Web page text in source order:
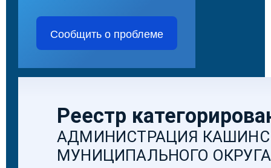
Сообщить о проблеме